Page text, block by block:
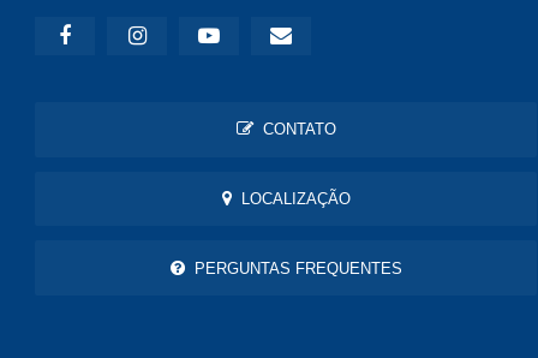
CONTATO
LOCALIZAÇÃO
PERGUNTAS FREQUENTES